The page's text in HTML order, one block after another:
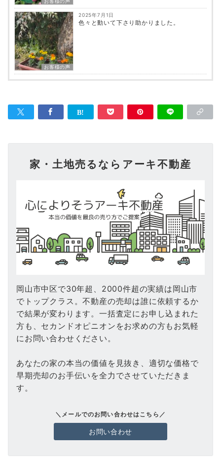
お客様の声
2025年7月1日
色々と動いて下さり助かりました。
家・土地売るならアーキ不動産
岡山市中区で30年超、2000件超の実績は岡山市
でトップクラス。不動産の売却は誰に依頼するか
で結果が変わります。一括査定にお申し込まれた
方も、セカンドオピニオンをお求めの方もお気軽
にお問い合わせください。
あなたの家の本当の価値を見抜き、適切な価格で
早期売却のお手伝いを全力でさせていただきま
す。
＼メールでのお問い合わせはこちら／
お問い合わせ